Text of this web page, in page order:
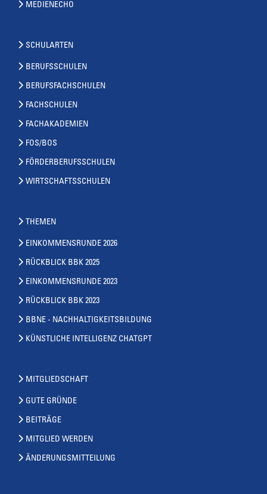
MEDIENECHO
SCHULARTEN
BERUFSSCHULEN
BERUFSFACHSCHULEN
FACHSCHULEN
FACHAKADEMIEN
FOS/BOS
FÖRDERBERUFSSCHULEN
WIRTSCHAFTSSCHULEN
THEMEN
EINKOMMENSRUNDE 2026
RÜCKBLICK BBK 2025
EINKOMMENSRUNDE 2023
RÜCKBLICK BBK 2023
BBNE - NACHHALTIGKEITSBILDUNG
KÜNSTLICHE INTELLIGENZ CHATGPT
MITGLIEDSCHAFT
GUTE GRÜNDE
BEITRÄGE
MITGLIED WERDEN
ÄNDERUNGSMITTEILUNG